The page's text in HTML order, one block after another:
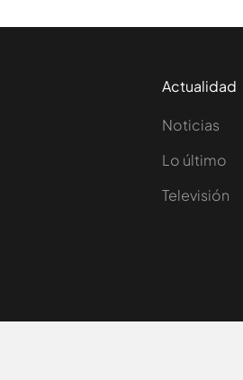
Actualidad
Noticias
Lo último
Televisión